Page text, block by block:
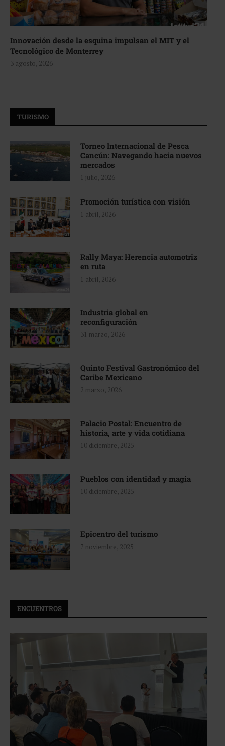
Innovación desde la esquina impulsan el MIT y el
Tecnológico de Monterrey
3 agosto, 2026
TURISMO
Torneo Internacional de Pesca
Cancún: Navegando hacia nuevos
mercados
1 julio, 2026
Promoción turística con visión
1 abril, 2026
Rally Maya: Herencia automotriz
en ruta
1 abril, 2026
Industria global en
reconfiguración
31 marzo, 2026
Quinto Festival Gastronómico del
Caribe Mexicano
2 marzo, 2026
Palacio Postal: Encuentro de
historia, arte y vida cotidiana
10 diciembre, 2025
Pueblos con identidad y magia
10 diciembre, 2025
Epicentro del turismo
7 noviembre, 2025
ENCUENTROS